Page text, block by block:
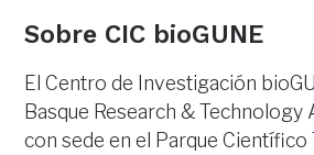
Sobre CIC bioGUNE
El Centro de Investigación
Basque Research & Technology
con sede en el Parque